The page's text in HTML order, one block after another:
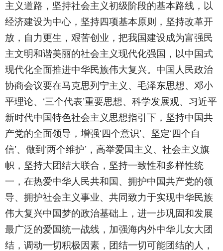
主义道路，坚持社会主义初级阶段的基本路线，以
经济建设为中心，坚持四项基本原则，坚持改革开
放，自力更生，艰苦创业，把我国建设成为富强民
主文明和谐美丽的社会主义现代化强国，以中国式
现代化全面推进中华民族伟大复兴。中国人民政治
协商会议要在马克思列宁主义、毛泽东思想、邓小
平理论、‘三个代表’重要思想、科学发展观、习近平
新时代中国特色社会主义思想指引下，坚持中国共
产党的全面领导，增强‘四个意识’、坚定‘四个自
信’、做到‘两个维护’，高举爱国主义、社会主义旗
帜，坚持大团结大联合，坚持一致性和多样性统
一，在热爱中华人民共和国、拥护中国共产党的领
导、拥护社会主义事业、共同致力于实现中华民族
伟大复兴中国梦的政治基础上，进一步巩固和发展
最广泛的爱国统一战线，加强海内外中华儿女大团
结，调动一切积极因素，团结一切可能团结的人，